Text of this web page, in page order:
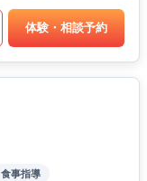
体験・相談予約
食事指導